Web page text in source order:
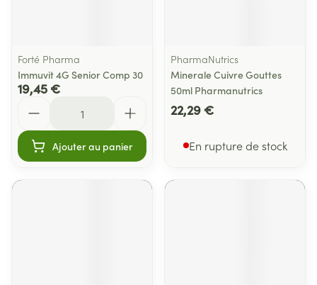
Forté Pharma
Immuvit 4G Senior Comp 30
19,45 €
Ajouter au panier
PharmaNutrics
Minerale Cuivre Gouttes
50ml Pharmanutrics
22,29 €
En rupture de stock